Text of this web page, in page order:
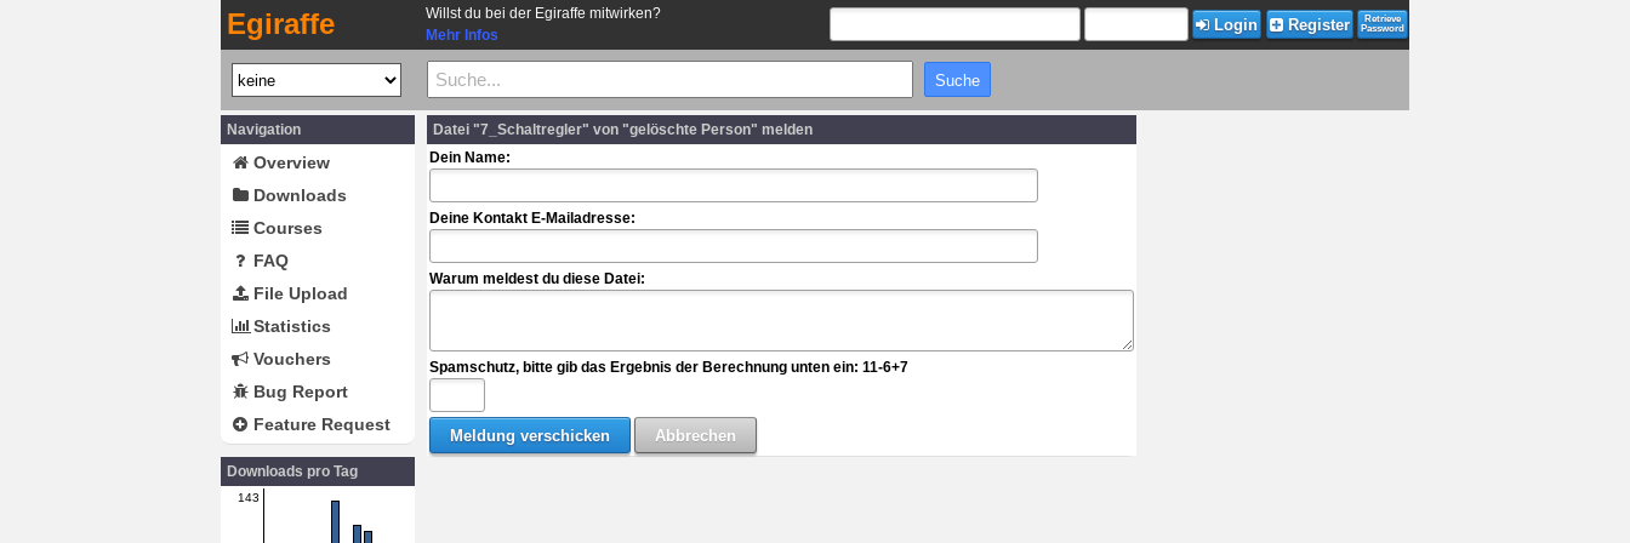
Egiraffe
Willst du bei der Egiraffe mitwirken?
Mehr Infos
Login Register
Retrieve
Password
Navigation
Overview
Downloads
Courses
FAQ
File Upload
Statistics
Vouchers
Bug Report
Feature Request
Downloads pro Tag
143
Datei "7_Schaltregler" von "gelöschte Person" melden
Dein Name:
Deine Kontakt E-Mailadresse:
Warum meldest du diese Datei:
Spamschutz, bitte gib das Ergebnis der Berechnung unten ein: 11-6+7